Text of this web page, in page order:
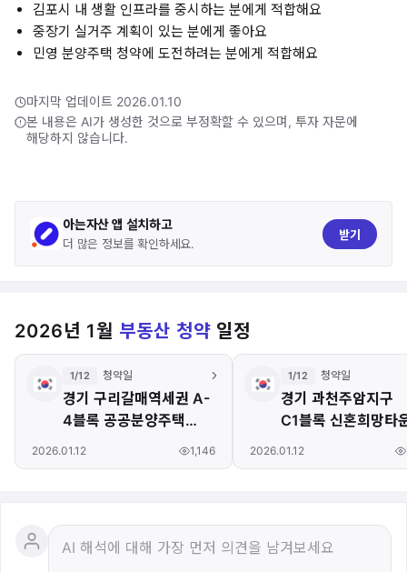
김포시 내 생활 인프라를 중시하는 분에게 적합해요
중장기 실거주 계획이 있는 분에게 좋아요
민영 분양주택 청약에 도전하려는 분에게 적합해요
마지막 업데이트 2026.01.10
본 내용은 AI가 생성한 것으로 부정확할 수 있으며, 투자 자문에
해당하지 않습니다.
아는자산 앱 설치하고
더 많은 정보를 확인하세요.
받기
2026년 1월 부동산 청약 일정
1/12 청약일
경기 구리갈매역세권 A-
4블록 공공분양주택
(본청약)
2026.01.12 1,146
1/12 청약일
경기 과천주암지구
C1블록 신혼희망타
(공공분양)(본청약)
2026.01.12